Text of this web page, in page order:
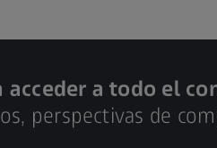
acceder a todo el
perspectivas de